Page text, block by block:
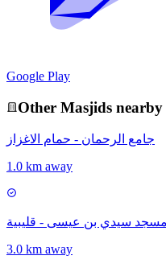
Google Play
Other Masjids nearby
جامع الرحمان - حمام الاغزاز
1.0 km away
3.0 km away